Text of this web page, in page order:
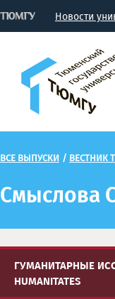
Новости
ВСЕ ВЫПУСКИ / ВЕСТНИК
Смыслова
ГУМАНИТАРНЫЕ
HUMANITATES